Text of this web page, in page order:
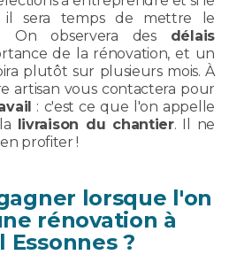
il sera temps de mettre le
On observera des délais
de la rénovation, et un
plutôt sur plusieurs mois. À
artisan vous contactera pour
: c'est ce que l'on appelle
livraison du chantier. Il ne
profiter !
lorsque l'on
rénovation à
Essonnes ?